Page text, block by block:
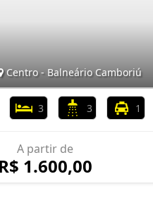
Centro - Balneário Camboriú
3 3 1
A partir de
R$ 1.600,00